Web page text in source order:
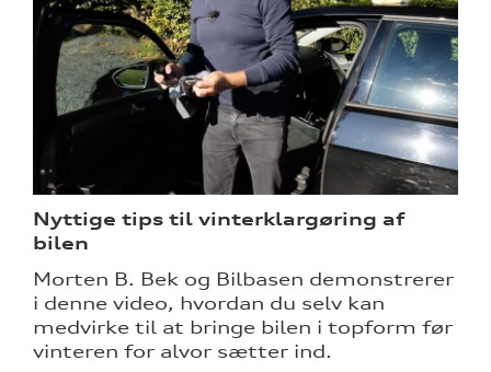
Nyttige tips til vinterklargøring af
bilen
Morten B. Bek og Bilbasen demonstrerer
i denne video, hvordan du selv kan
medvirke til at bringe bilen i topform før
vinteren for alvor sætter ind.